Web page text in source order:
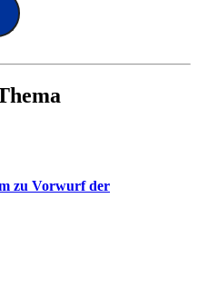
zu Vorwurf der